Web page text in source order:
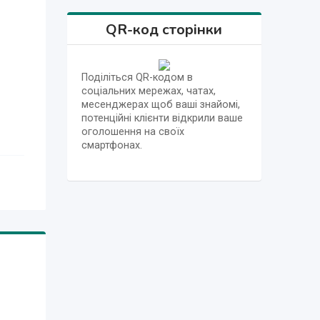
QR-код сторінки
Поділіться QR-кодом в
соціальних мережах, чатах,
месенджерах щоб ваші знайомі,
потенційні клієнти відкрили ваше
оголошення на своїх
смартфонах.